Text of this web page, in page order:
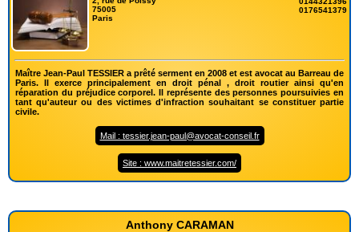
75005
Paris
0176541379
Maître Jean-Paul TESSIER a prêté serment en 2008 et est avocat au Barreau de
Paris. Il exerce principalement en droit pénal , droit routier ainsi qu'en
réparation du préjudice corporel. Il représente des personnes poursuivies en
tant qu'auteur ou des victimes d'infraction souhaitant se constituer partie
civile.
Mail : tessier.jean-paul@avocat-conseil.fr
Site : www.maitretessier.com/
Anthony CARAMAN